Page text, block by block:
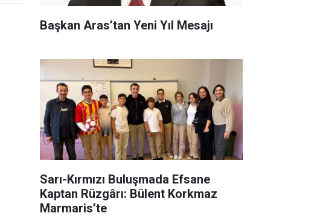
Başkan Aras’tan Yeni Yıl Mesajı
Sarı-Kırmızı Buluşmada Efsane
Kaptan Rüzgârı: Bülent Korkmaz
Marmaris’te